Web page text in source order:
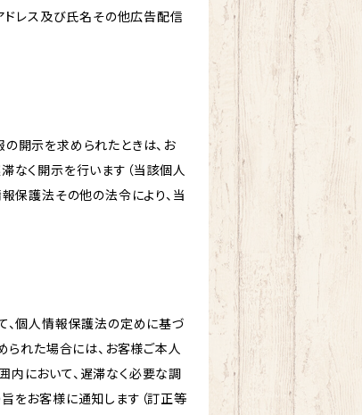
ドレス及び氏名その他広告配信
開示を求められたときは、お
なく開示を行います（当該個人
保護法その他の法令により、当
、個人情報保護法の定めに基づ
られた場合には、お客様ご本人
内において、遅滞なく必要な調
をお客様に通知します（訂正等